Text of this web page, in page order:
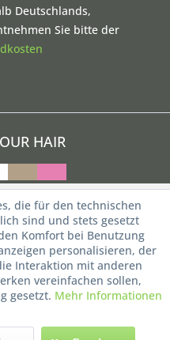
Deutschlands,
Sie bitte der
HAIR
die für den technischen
sind und stets gesetzt
Komfort bei Benutzung
personalisieren, der
Interaktion mit anderen
vereinfachen sollen,
gesetzt. Mehr Informationen